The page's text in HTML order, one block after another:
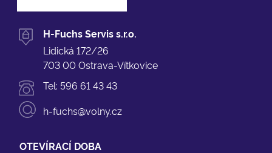
H-Fuchs Servis s.r.o.
Lidická 172/26
703 00 Ostrava-Vítkovice
Tel: 596 61 43 43
h-fuchs@volny.cz
OTEVÍRACÍ DOBA